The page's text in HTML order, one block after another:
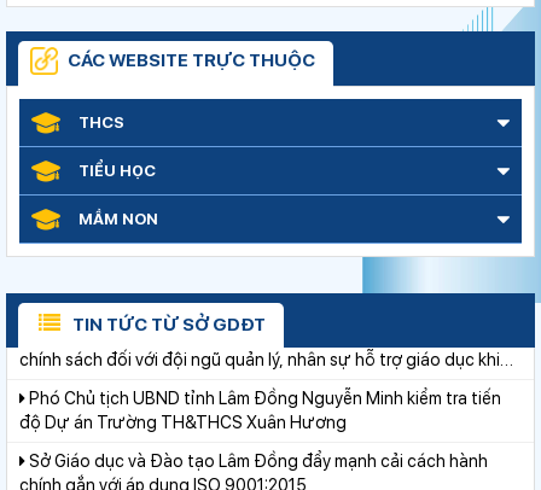
CÁC WEBSITE TRỰC THUỘC
THCS
TIỂU HỌC
MẦM NON
TIN TỨC TỪ SỞ GDĐT
công lập tại các địa phương
Sáng đèn công trường để kịp năm học mới
Lộc trước năm học mới
gia đình
Ban Văn hóa - Xã hội HĐND tỉnh Lâm Đồng khảo sát thực hiện
chính sách đối với đội ngũ quản lý, nhân sự hỗ trợ giáo dục khi
sắp xếp cơ sở giáo dục công lập
độ Dự án Trường TH&THCS Xuân Hương
chính gắn với áp dụng ISO 9001:2015